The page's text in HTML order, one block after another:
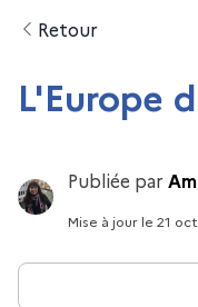
Retour
L'Europe
Publiée par
Mise à jourle 21